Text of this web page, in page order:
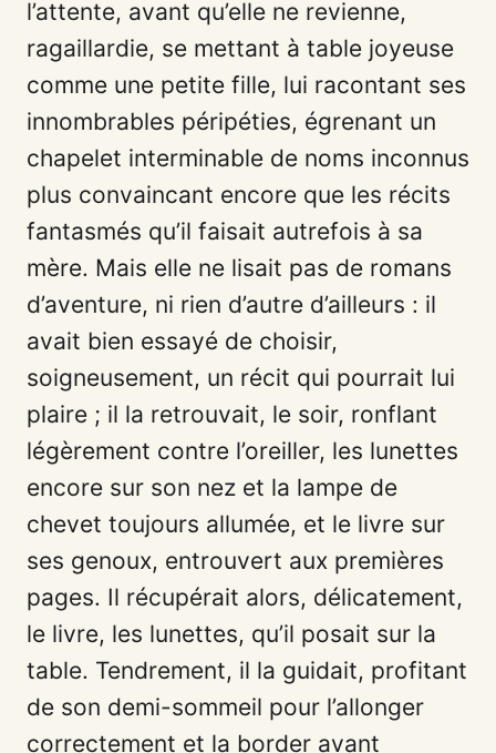
l’attente, avant qu’elle ne revienne,
ragaillardie, se mettant à table joyeuse
comme une petite fille, lui racontant ses
innombrables péripéties, égrenant un
chapelet interminable de noms inconnus
plus convaincant encore que les récits
fantasmés qu’il faisait autrefois à sa
mère. Mais elle ne lisait pas de romans
d’aventure, ni rien d’autre d’ailleurs : il
avait bien essayé de choisir,
soigneusement, un récit qui pourrait lui
plaire ; il la retrouvait, le soir, ronflant
légèrement contre l’oreiller, les lunettes
encore sur son nez et la lampe de
chevet toujours allumée, et le livre sur
ses genoux, entrouvert aux premières
pages. Il récupérait alors, délicatement,
le livre, les lunettes, qu’il posait sur la
table. Tendrement, il la guidait, profitant
de son demi-sommeil pour l’allonger
correctement et la border avant